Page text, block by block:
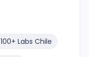
100+ Labs Chile